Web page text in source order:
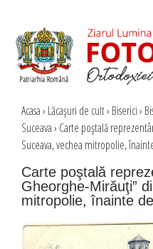
Acasa› Lăcaşuri de cult› Biserici›
Suceava› Carte poştală
Suceava, vechea mitropolie,
Carte poştală
Gheorghe-Mirăuţi”
mitropolie, înainte